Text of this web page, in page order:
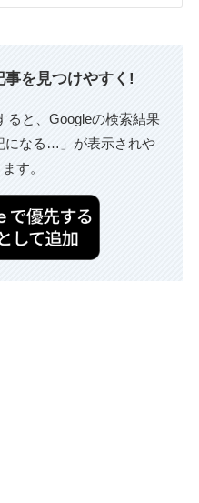
を見つけやすく!
ると、Googleの検索結果
になる…」が表示されや
す。